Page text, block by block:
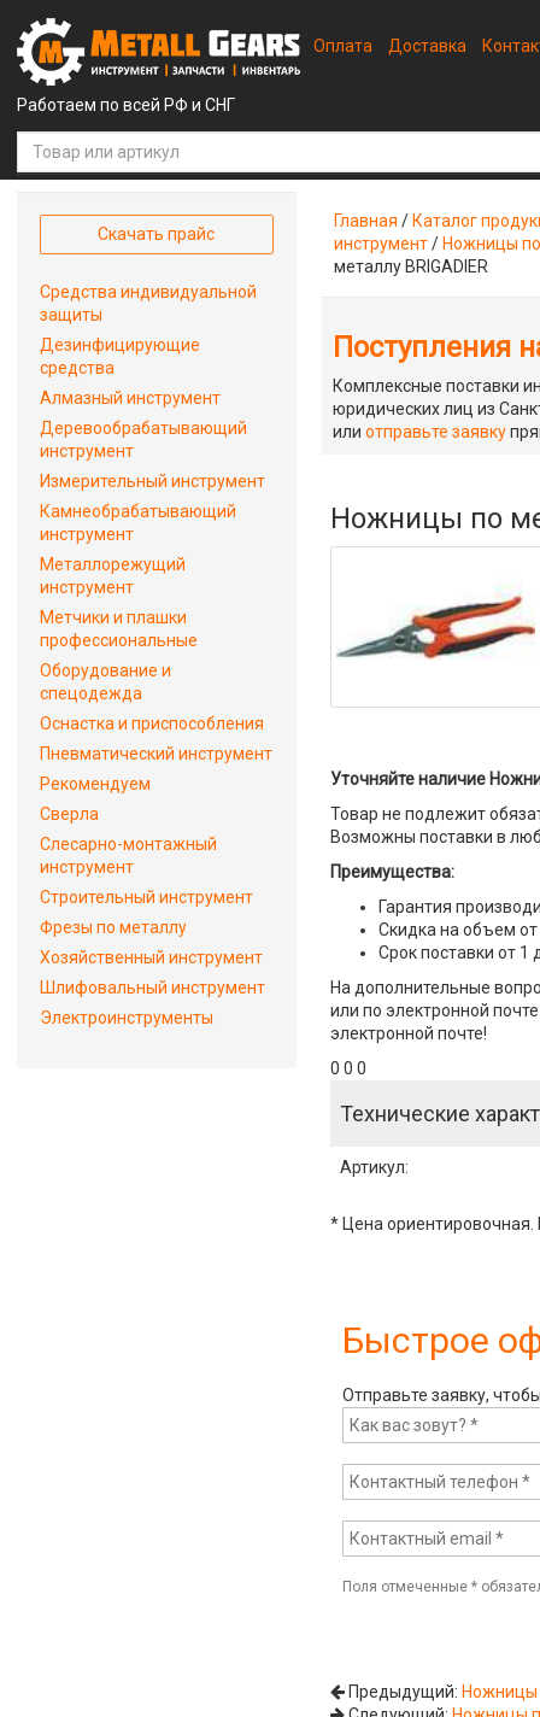
Работаем по всей РФ и СНГ
Оплата Доставка
Главная / Каталог
инструмент/ Ножницы
металлу BRIGADIER
Поступления
Комплексные поставки
юридических лиц из
илиотправьте заявку
Ножницы по
Уточняйте наличие
Товар не подлежит
Возможны поставки в
Преимущества:
Гарантия
Скидка на объем от
Срок поставки от 1
На дополнительные
или по электронной
электронной почте!
0 0 0
Технические
Артикул:
* Цена ориентировочная.
Быстрое
Отправьте заявку,
Поля отмеченные*
Предыдущий: Ножницы
Скачать прайс
Средства индивидуальной
защиты
Дезинфицирующие
средства
Алмазный инструмент
Деревообрабатывающий
инструмент
Измерительный инструмент
Камнеобрабатывающий
инструмент
Металлорежущий
инструмент
Метчики и плашки
профессиональные
Оборудование и
спецодежда
Оснастка и приспособления
Пневматический инструмент
Рекомендуем
Сверла
Слесарно-монтажный
инструмент
Строительный инструмент
Фрезы по металлу
Хозяйственный инструмент
Шлифовальный инструмент
Электроинструменты